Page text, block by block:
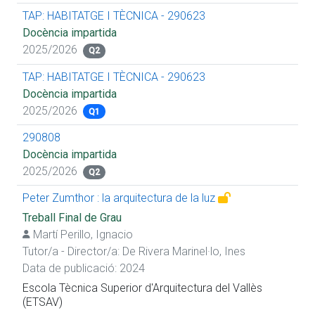
TAP: HABITATGE I TÈCNICA - 290623
Docència impartida
2025/2026
Q2
TAP: HABITATGE I TÈCNICA - 290623
Docència impartida
2025/2026
Q1
290808
Docència impartida
2025/2026
Q2
Peter Zumthor : la arquitectura de la luz
Treball Final de Grau
Martí Perillo, Ignacio
Tutor/a - Director/a: De Rivera Marinel·lo, Ines
Data de publicació: 2024
Escola Tècnica Superior d'Arquitectura del Vallès
(ETSAV)